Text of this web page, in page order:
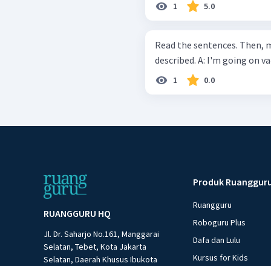
1 5.0
Read the sentences. Then,
1 0.0
RUANGGURU HQ
Jl. Dr. Saharjo No.161, Manggarai
Selatan, Tebet, Kota Jakarta
Selatan, Daerah Khusus Ibukota
Produk
Ruangguru
Roboguru Plus
Dafa dan Lulu
Kursus for Kids